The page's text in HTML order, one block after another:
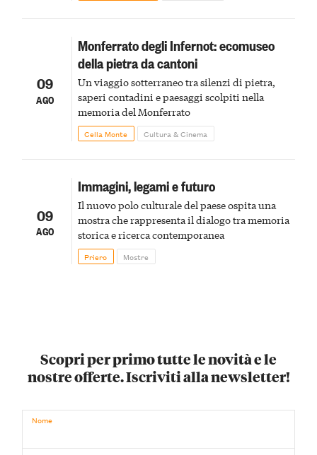
09
AGO
Monferrato degli Infernot: ecomuseo
della pietra da cantoni
Un viaggio sotterraneo tra silenzi di pietra,
saperi contadini e paesaggi scolpiti nella
memoria del Monferrato
Cella Monte Cultura & Cinema
09
AGO
Immagini, legami e futuro
Il nuovo polo culturale del paese ospita una
mostra che rappresenta il dialogo tra memoria
storica e ricerca contemporanea
Priero Mostre
Scopri per primo tutte le novità e le
nostre offerte. Iscriviti alla newsletter!
Nome